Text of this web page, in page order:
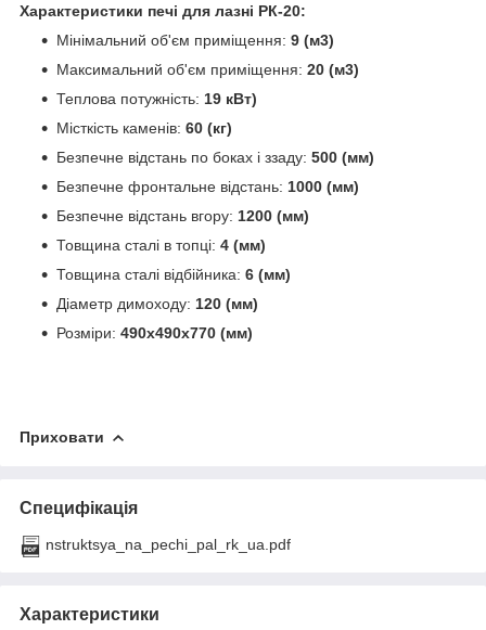
Характеристики печі для лазні РК-20:
Мінімальний об'єм приміщення: 9 (м3)
Максимальний об'єм приміщення: 20 (м3)
Теплова потужність: 19 кВт)
Місткість каменів: 60 (кг)
Безпечне відстань по боках і ззаду: 500 (мм)
Безпечне фронтальне відстань: 1000 (мм)
Безпечне відстань вгору: 1200 (мм)
Товщина сталі в топці: 4 (мм)
Товщина сталі відбійника: 6 (мм)
Діаметр димоходу: 120 (мм)
Розміри: 490х490х770 (мм)
Приховати
Специфікація
nstruktsya_na_pechi_pal_rk_ua.pdf
Характеристики